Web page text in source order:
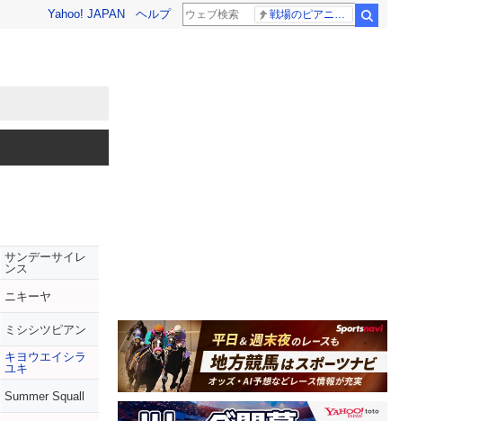
Yahoo! JAPAN ヘルプ
サンデーサイレ
ンス
ニキーヤ
ミシシツピアン
キヨウエイシラ
ユキ
Summer Squall